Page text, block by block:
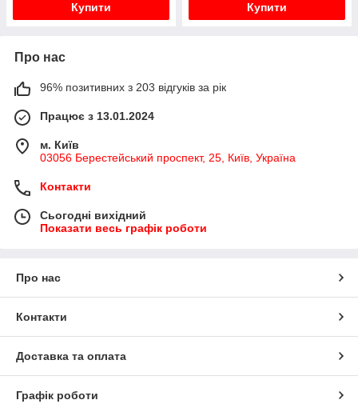
Купити Купити
Про нас
96% позитивних з 203 відгуків за рік
Працює з 13.01.2024
м. Київ
03056 Берестейський проспект, 25, Київ, Україна
Контакти
Сьогодні вихідний
Показати весь графік роботи
Про нас
Контакти
Доставка та оплата
Графік роботи